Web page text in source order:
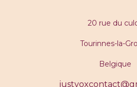
20 rue du
Tourinnes-la-
Belgique